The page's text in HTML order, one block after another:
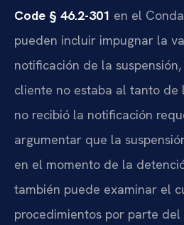
Code § 46.2-301 en el
pueden incluir impugnar la
notificación de la
cliente no estaba al tanto de
no recibió la notificación
argumentar que la
en el momento de la
también puede examinar el
procedimientos por parte